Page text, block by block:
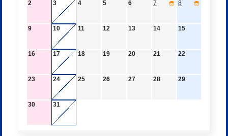
2 3 4 5 6 7 8
9 10 11 12 13 14 15
16 17 18 19 20 21 22
23 24 25 26 27 28 29
30 31